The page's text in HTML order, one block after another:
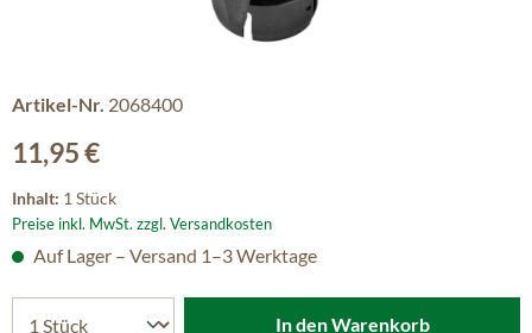
Artikel-Nr. 2068400
Regulärer Preis:
11,95 €
Inhalt: 1 Stück
Preise inkl. MwSt. zzgl. Versandkosten
Auf Lager – Versand 1–3 Werktage
In den Warenkorb